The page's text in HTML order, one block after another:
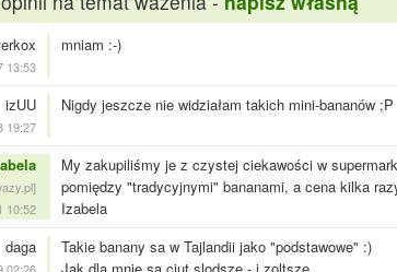
13:53
mniam :-)
izUU
19:27
Nigdy jeszcze nie widziałam takich mini-bananów ;P
10:52
My zakupiliśmy je z czystej ciekawości w
pomiędzy "tradycyjnymi" bananami, a cena kilka
Izabela
daga
02:26
Takie banany sa w Tajlandii jako "podstawowe" :)
Jak dla mnie sa ciut slodsze - i zoltsze.